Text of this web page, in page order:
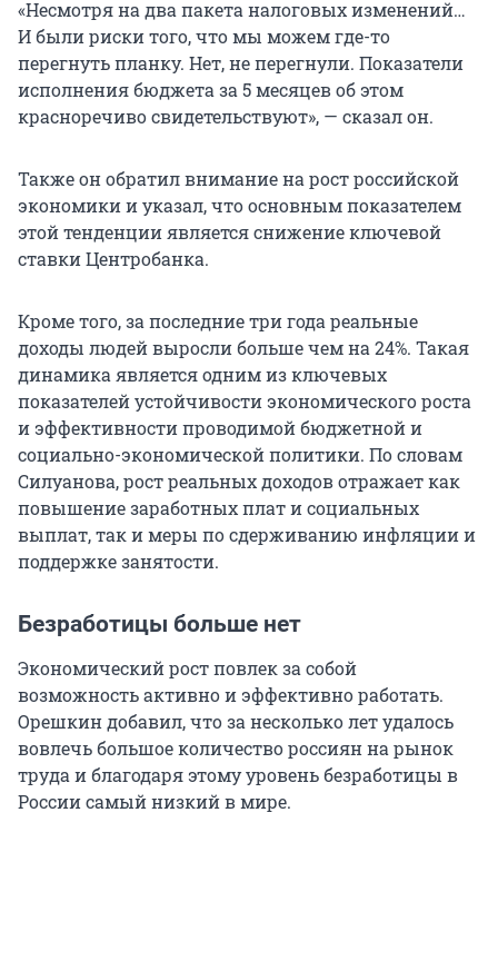
«Несмотря на два пакета налоговых изменений…
И были риски того, что мы можем где-то
перегнуть планку. Нет, не перегнули. Показатели
исполнения бюджета за 5 месяцев об этом
красноречиво свидетельствуют», — сказал он.
Также он обратил внимание на рост российской
экономики и указал, что основным показателем
этой тенденции является снижение ключевой
ставки Центробанка.
Кроме того, за последние три года реальные
доходы людей выросли больше чем на 24%. Такая
динамика является одним из ключевых
показателей устойчивости экономического роста
и эффективности проводимой бюджетной и
социально-экономической политики. По словам
Силуанова, рост реальных доходов отражает как
повышение заработных плат и социальных
выплат, так и меры по сдерживанию инфляции и
поддержке занятости.
Безработицы больше нет
Экономический рост повлек за собой
возможность активно и эффективно работать.
Орешкин добавил, что за несколько лет удалось
вовлечь большое количество россиян на рынок
труда и благодаря этому уровень безработицы в
России самый низкий в мире.